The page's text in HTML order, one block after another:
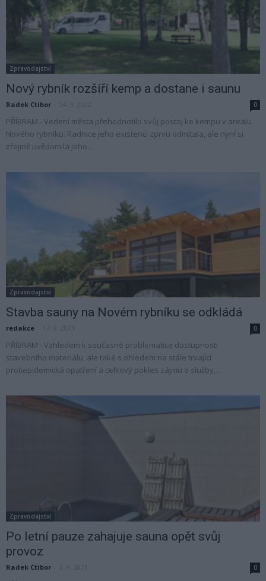
Zpravodajství
Nový rybník rozšíří kemp a dostane i saunu
Radek Ctibor 0
PŘÍBRAM - Vedení města přehodnotilo svůj postoj ke kempu v areálu
Nového rybníku. Radnice jeho existenci zprvu odmítala, ale nyní si
zřejmě uvědomila jeho...
Zpravodajství
Stavba sauny na Novém rybníku se odkládá
redakce 0
PŘÍBRAM - Vzhledem k současné problematice dostupnosti
stavebního materiálu, ale také s ohledem na stále trvající
protiepidemická opatření a celkový pokles zájmu o služby,...
Zpravodajství
Po letní pauze zahajuje sauna opět svůj
provoz
Radek Ctibor 0